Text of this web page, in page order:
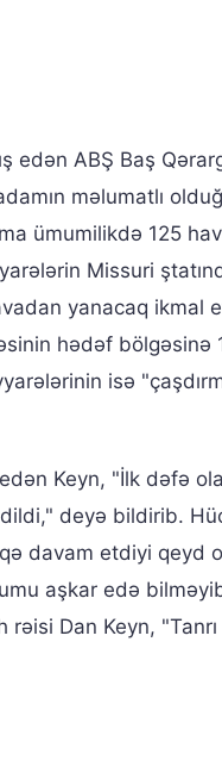
edən ABŞ Baş
məlumatlı
ümumilikdə 125
Missuri
yanacaq ikmal
hədəf bölgəsinə
isə
Keyn, "İlk dəfə
deyə bildirib.
davam etdiyi qeyd
aşkar edə
rəisi Dan Keyn,